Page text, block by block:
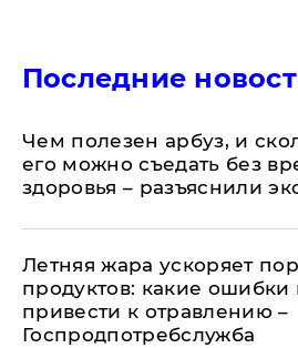
Последние
Чем полезен арбуз, и
его можно съедать без
здоровья – разъяснили
Летняя жара ускоряет
продуктов: какие ошибки
привести к отравлению –
Госпродпотребслужба